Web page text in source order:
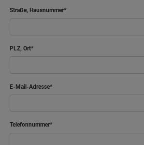
Straße, Hausnummer
PLZ, Ort
E-Mail-Adresse
Telefonnummer